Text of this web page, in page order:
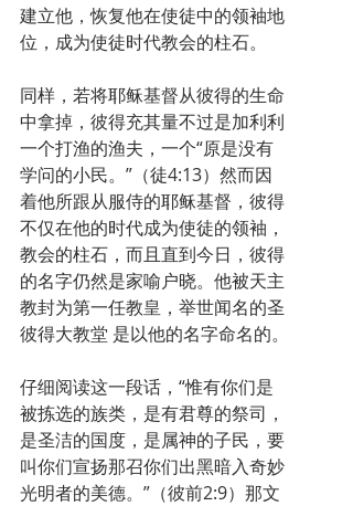
建立他，恢复他在使徒中的领袖地
位，成为使徒时代教会的柱石。
同样，若将耶稣基督从彼得的生命
中拿掉，彼得充其量不过是加利利
一个打渔的渔夫，一个“原是没有
学问的小民。”（徒4:13）然而因
着他所跟从服侍的耶稣基督，彼得
不仅在他的时代成为使徒的领袖，
教会的柱石，而且直到今日，彼得
的名字仍然是家喻户晓。他被天主
教封为第一任教皇，举世闻名的圣
彼得大教堂 是以他的名字命名的。
仔细阅读这一段话，“惟有你们是
被拣选的族类，是有君尊的祭司，
是圣洁的国度，是属神的子民，要
叫你们宣扬那召你们出黑暗入奇妙
光明者的美德。”（彼前2:9）那文